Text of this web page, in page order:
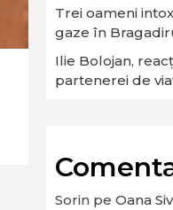
Trei oameni
gaze în
Ilie Bolojan,
partenerei de
Sorin pe Oana